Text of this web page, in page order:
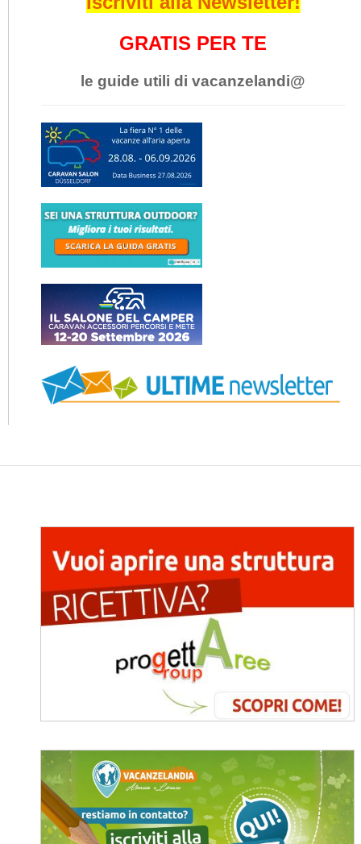
GRATIS PER TE
le guide utili di vacanzelandi@